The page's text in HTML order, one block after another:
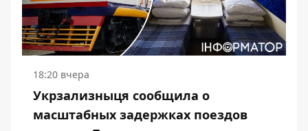
18:20 вчера
Укрзализныця сообщила о
масштабных задержках поездов